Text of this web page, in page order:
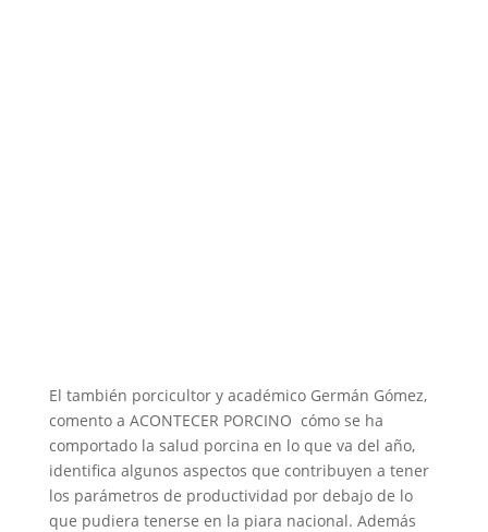
El también porcicultor y académico Germán Gómez,
comento a ACONTECER PORCINO cómo se ha
comportado la salud porcina en lo que va del año,
identifica algunos aspectos que contribuyen a tener
los parámetros de productividad por debajo de lo
que pudiera tenerse en la piara nacional. Además